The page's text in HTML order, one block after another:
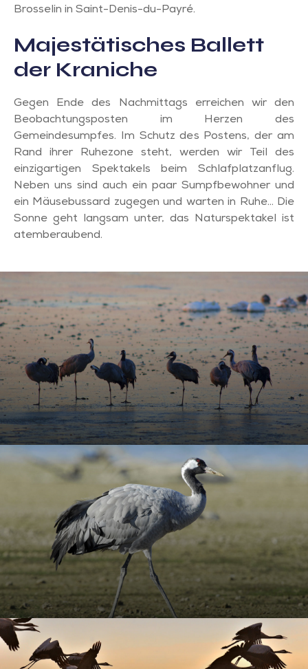
Brosselin in Saint-Denis-du-Payré.
Majestätisches Ballett
der Kraniche
Gegen Ende des Nachmittags erreichen wir den
Beobachtungsposten im Herzen des
Gemeindesumpfes. Im Schutz des Postens, der am
Rand ihrer Ruhezone steht, werden wir Teil des
einzigartigen Spektakels beim Schlafplatzanflug.
Neben uns sind auch ein paar Sumpfbewohner und
ein Mäusebussard zugegen und warten in Ruhe… Die
Sonne geht langsam unter, das Naturspektakel ist
atemberaubend.